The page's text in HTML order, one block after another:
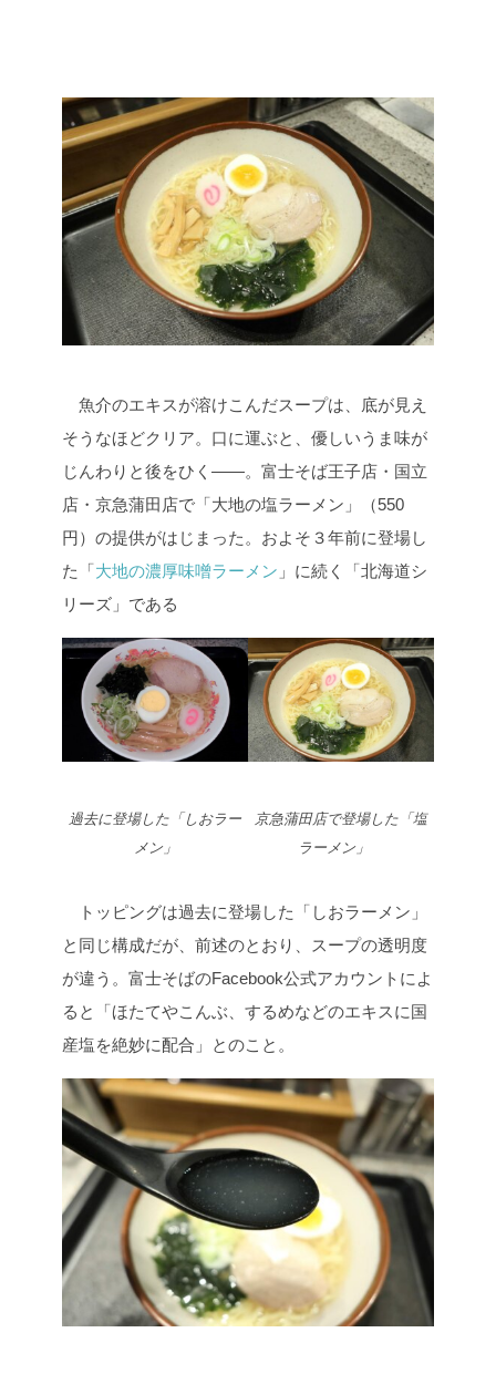
魚介のエキスが溶けこんだスープは、底が見え
そうなほどクリア。口に運ぶと、優しいうま味が
じんわりと後をひく――。富士そば王子店・国立
店・京急蒲田店で「大地の塩ラーメン」（550
円）の提供がはじまった。およそ３年前に登場し
た「大地の濃厚味噌ラーメン 」に続く「北海道シ
リーズ」である
過去に登場した「しおラー
メン」
京急蒲田店で登場した「塩
ラーメン」
トッピングは過去に登場した「しおラーメン」
と同じ構成だが、前述のとおり、スープの透明度
が違う。富士そばのFacebook公式アカウントによ
ると「ほたてやこんぶ、するめなどのエキスに国
産塩を絶妙に配合」とのこと。